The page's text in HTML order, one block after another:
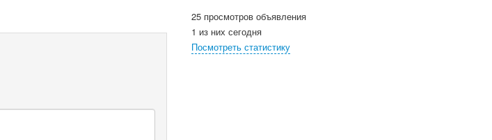
25 просмотров объявления
1 из них сегодня
Посмотреть статистику